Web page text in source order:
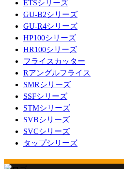
ETSシリーズ
GU-B2シリーズ
GU-R4シリーズ
HP100シリーズ
HR100シリーズ
フライスカッター
Rアングルフライス
SMRシリーズ
SSFシリーズ
STMシリーズ
SVBシリーズ
SVCシリーズ
タップシリーズ